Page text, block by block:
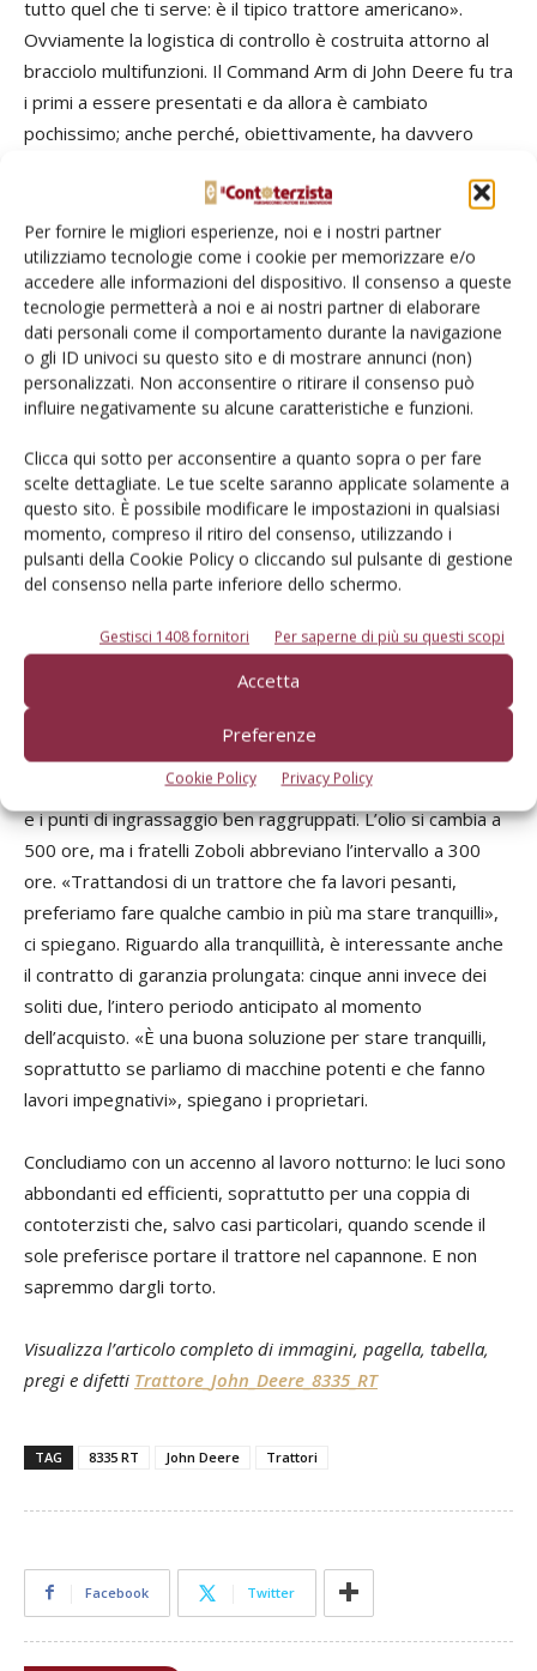
Per fornire le migliori esperienze, noi e i nostri partner
utilizziamo tecnologie come i cookie per memorizzare e/o
accedere alle informazioni del dispositivo. Il consenso a queste
tecnologie permetterà a noi e ai nostri partner di elaborare
dati personali come il comportamento durante la navigazione
o gli ID univoci su questo sito e di mostrare annunci (non)
personalizzati. Non acconsentire o ritirare il consenso può
influire negativamente su alcune caratteristiche e funzioni.
Clicca qui sotto per acconsentire a quanto sopra o per fare
scelte dettagliate. Le tue scelte saranno applicate solamente a
questo sito. È possibile modificare le impostazioni in qualsiasi
momento, compreso il ritiro del consenso, utilizzando i
pulsanti della Cookie Policy o cliccando sul pulsante di gestione
del consenso nella parte inferiore dello schermo.
Gestisci 1408 fornitori Per saperne di più su questi scopi
Accetta
Preferenze
Cookie Policy Privacy Policy
tutto quel che ti serve: è il tipico trattore americano».
Ovviamente la logistica di controllo è costruita attorno al
bracciolo multifunzioni. Il Command Arm di John Deere fu tra
i primi a essere presentati e da allora è cambiato
pochissimo; anche perché, obiettivamente, ha davvero
distributori e del sollevatore con, a fianco, la levetta del
cambio.
Agganciato al bracciolo anche il terminale Command Center,
che può essere touch screen oXppure controllato dalla
classica pulsantiera John Deere. A esso fa capo un sistema
gestionale che è, come noto, tra i più completi e al tempo
stesso semplici da usare, una volta presa la mano sui
La macchina, aggiungono ancora i proprietari, è molto
silenziosa e ben climatizzata. «Anche se proprio il
climatizzatore ha avuto uno dei pochissimi guasti del
trattore: un tubo rotto, che ha portato all’interruzione del
funzionamento». Altri guasti riguardano sempre le
condotte, ma quelle idrauliche, saltate probabilmente per
Comfort vuol dire, naturalmente, anche manutenzioni: i
tempi sono nella media, per un trattore di questa potenza,
e i punti di ingrassaggio ben raggruppati. L’olio si cambia a
500 ore, ma i fratelli Zoboli abbreviano l’intervallo a 300
ore. «Trattandosi di un trattore che fa lavori pesanti,
preferiamo fare qualche cambio in più ma stare tranquilli»,
ci spiegano. Riguardo alla tranquillità, è interessante anche
il contratto di garanzia prolungata: cinque anni invece dei
soliti due, l’intero periodo anticipato al momento
dell’acquisto. «È una buona soluzione per stare tranquilli,
soprattutto se parliamo di macchine potenti e che fanno
lavori impegnativi», spiegano i proprietari.
Concludiamo con un accenno al lavoro notturno: le luci sono
abbondanti ed efficienti, soprattutto per una coppia di
contoterzisti che, salvo casi particolari, quando scende il
sole preferisce portare il trattore nel capannone. E non
sapremmo dargli torto.
Visualizza l’articolo completo di immagini, pagella, tabella,
pregi e difetti Trattore_John_Deere_8335_RT
TAG 8335 RT John Deere Trattori
Facebook Twitter